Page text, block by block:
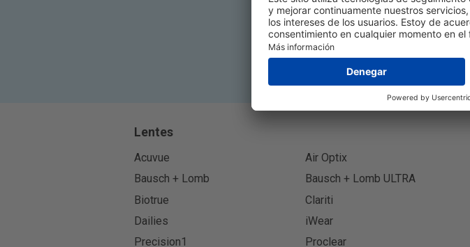
Lentes
Acuvue Air Optix
Bausch + Lomb
Bausch + Lomb ULTRA
Biotrue
Clariti
Dailies
iWear
Precision1
Proclear